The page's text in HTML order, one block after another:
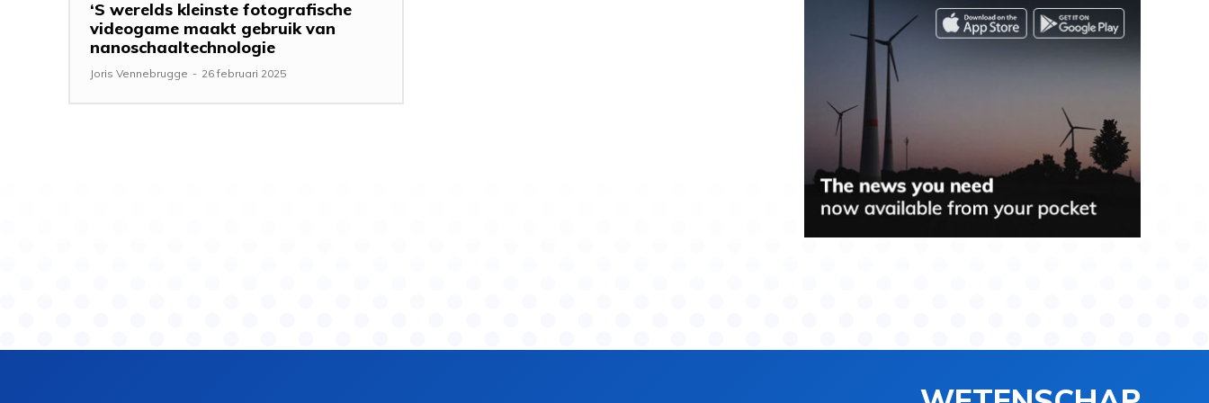
‘S werelds kleinste fotografische
videogame maakt gebruik van
nanoschaaltechnologie
Joris Vennebrugge - 26 februari 2025